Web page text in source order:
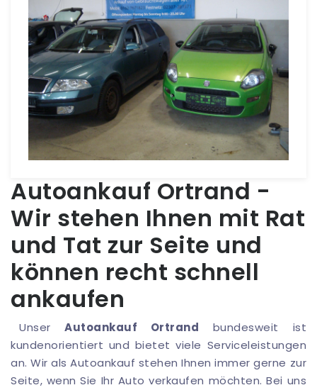
Autoankauf Ortrand -
Wir stehen Ihnen mit Rat
und Tat zur Seite und
können recht schnell
ankaufen
UnserAutoankauf Ortrand bundesweit ist
kundenorientiert und bietet viele Serviceleistungen
an. Wir als Autoankauf stehen Ihnen immer gerne zur
Seite, wenn Sie Ihr Auto verkaufen möchten. Bei uns